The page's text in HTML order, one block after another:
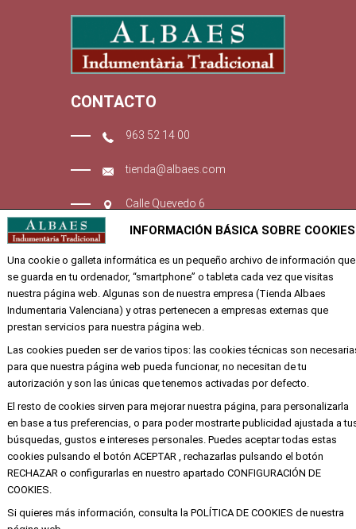
CONTACTO
963 52 14 00
tienda@albaes.com
Calle Quevedo 6
46001 Valencia
EMPRESA
Aviso legal
Política de privacidad y cookies
reservados
INFORMACIÓN BÁSICA SOBRE COOKIES
Una cookie o galleta informática es un pequeño archivo de información que
se guarda en tu ordenador, “smartphone” o tableta cada vez que visitas
nuestra página web. Algunas son de nuestra empresa (Tienda Albaes
Indumentaria Valenciana) y otras pertenecen a empresas externas que
prestan servicios para nuestra página web.
Las cookies pueden ser de varios tipos: las cookies técnicas son
para que nuestra página web pueda funcionar, no necesitan de tu
autorización y son las únicas que tenemos activadas por defecto.
El resto de cookies sirven para mejorar nuestra página, para personalizarla
en base a tus preferencias, o para poder mostrarte publicidad ajustada a
búsquedas, gustos e intereses personales. Puedes aceptar todas estas
cookies pulsando el botón ACEPTAR , rechazarlas pulsando el botón
RECHAZAR o configurarlas en nuestro apartado CONFIGURACIÓN DE
COOKIES.
Si quieres más información, consulta la POLÍTICA DE COOKIES de nuestra